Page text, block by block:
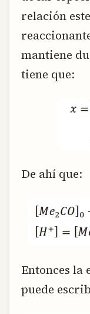
relación
mantiene
tiene que:
De ahí que:
Entonces la
puede